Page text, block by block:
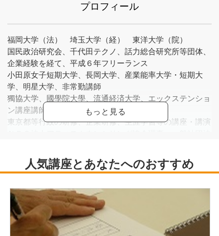
プロフィール
福岡大学（法） 埼玉大学（経） 東洋大学（院）
国民政治研究会、千代田テクノ、話力総合研究所等団体、
企業経験を経て、平成６年フリーランス
小田原女子短期大学、長岡大学、産業能率大学・短期大
学、明星大学、非常勤講師
獨協大学、國學院大學、流通経済大学、エックステンショ
ン講座講師
東京都等行政の研修、企業研修、生涯学習等の講座・講演
仕事に活かす 困ったときのとっさの一言（単著）、聡明
な女性は仕事上手、企業マネ時メント論（共著）等
聴（聞き方） 面接指導（就活・検定）